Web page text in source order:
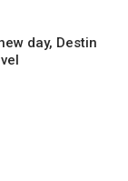
day, Destin